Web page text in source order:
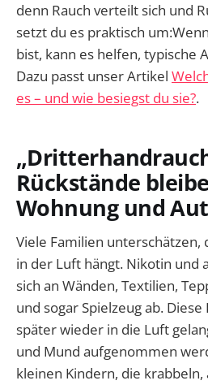
denn Rauch verteilt sich und
setzt du es praktisch
bist, kann es helfen, typische
Dazu passt unser Artikel
es – und wie besiegst du sie?.
Rückstände
Wohnung und
Viele Familien unterschätzen,
in der Luft hängt. Nikotin und
sich an Wänden, Textilien,
und sogar Spielzeug ab.
später wieder in die Luft
und Mund aufgenommen
kleinen Kindern, die krabbeln,